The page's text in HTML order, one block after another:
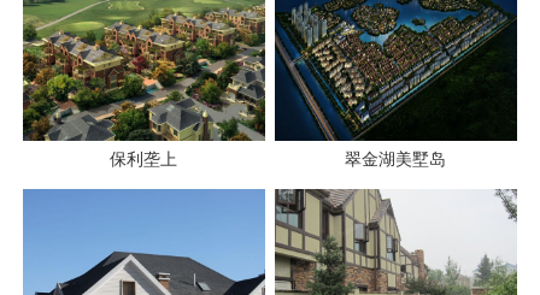
保利垄上 翠金湖美墅岛